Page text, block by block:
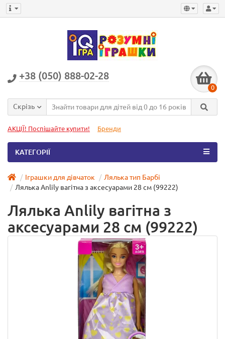
+38 (050) 888-02-28
0
Скрізь
АКЦІЇ! Поспішайте купити! Бренди
КАТЕГОРІЇ
Іграшки для дівчаток
Лялька тип Барбі
Лялька Anlily вагітна з аксесуарами 28 см (99222)
Лялька Anlily вагітна з
аксесуарами 28 см (99222)